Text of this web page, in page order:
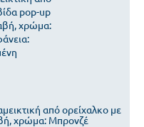
από ορείχαλκο με
χρώμα: Μπρονζέ